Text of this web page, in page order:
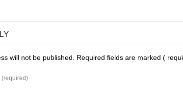
will not be published. Required fields are marked (